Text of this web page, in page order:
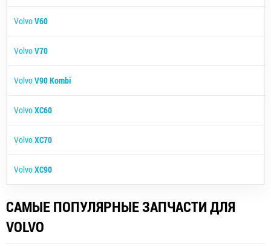
VolvoV60
VolvoV70
VolvoV90 Kombi
VolvoXC60
VolvoXC70
VolvoXC90
САМЫЕ ПОПУЛЯРНЫЕ ЗАПЧАСТИ ДЛЯ
VOLVO